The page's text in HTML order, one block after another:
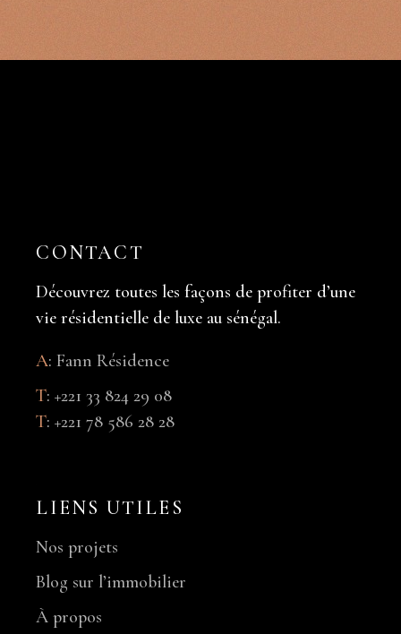
CONTACT
Découvrez toutes les façons de profiter d’une
vie résidentielle de luxe au sénégal.
A:Fann Résidence
T:+221 33 824 29 08
T:+221 78 586 28 28
LIENS UTILES
Nos projets
Blog sur l’immobilier
À propos